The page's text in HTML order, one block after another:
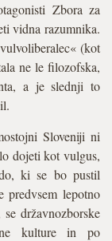
Zbora za
vidna razumnika.
(kot
ne le filozofska,
a je slednji to
Sloveniji ni
dojeti kot vulgus,
ki se bo pustil
predvsem lepotno
državnozborske
kulture in po